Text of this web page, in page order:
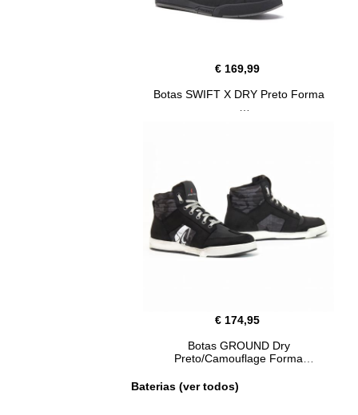
€ 169,99
Botas SWIFT X DRY Preto Forma
€ 174,95
Botas GROUND Dry
Preto/Camouflage Forma
Baterias (ver todos)